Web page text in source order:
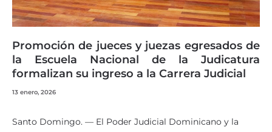
Promoción de jueces y juezas egresados de
la Escuela Nacional de la Judicatura
formalizan su ingreso a la Carrera Judicial
13 enero, 2026
Santo Domingo. — El Poder Judicial Dominicano y la